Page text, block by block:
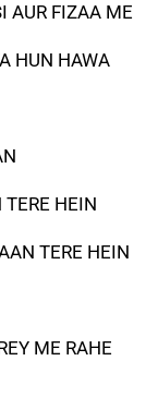
AUR FIZAA ME
HUN HAWA
HEIN
TERE HEIN
ME RAHE